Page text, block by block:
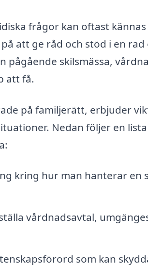
frågor kan oftast
att ge råd och stöd i en
pågående skilsmässa,
att få.
på familjerätt, erbjuder
Nedan följer en
kring hur man hanterar en
vårdnadsavtal,
som kan